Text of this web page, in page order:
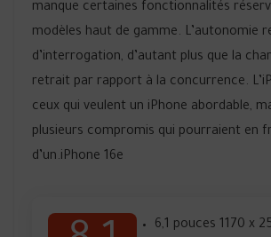
manque certaines fonctionnalités
modèles haut de gamme. L’autonomie
d’interrogation, d’autant plus que la
retrait par rapport à la concurrence.
ceux qui veulent un iPhone abordable,
plusieurs compromis qui pourraient en
d’un.iPhone 16e
6,1 pouces 1170 x